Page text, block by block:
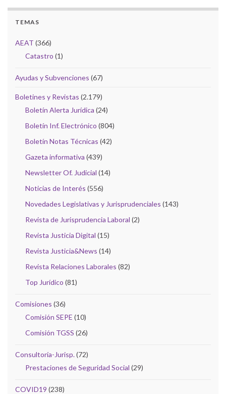
TEMAS
AEAT (366)
Catastro (1)
Ayudas y Subvenciones (67)
Boletines y Revistas (2.179)
Boletín Alerta Jurídica (24)
Boletín Inf. Electrónico (804)
Boletín Notas Técnicas (42)
Gazeta informativa (439)
Newsletter Of. Judicial (14)
Noticias de Interés (556)
Novedades Legislativas y Jurisprudenciales (143)
Revista de Jurisprudencia Laboral (2)
Revista Justicia Digital (15)
Revista Justicia&News (14)
Revista Relaciones Laborales (82)
Top Jurídico (81)
Comisiones (36)
Comisión SEPE (10)
Comisión TGSS (26)
Consultoría-Jurisp.(72)
Prestaciones de Seguridad Social (29)
COVID19 (238)